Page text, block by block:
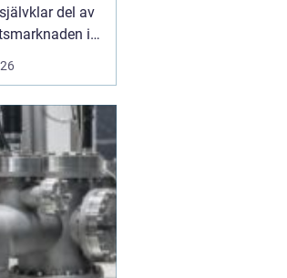
del av
i
visar hur
en
som kan
och
i
det både